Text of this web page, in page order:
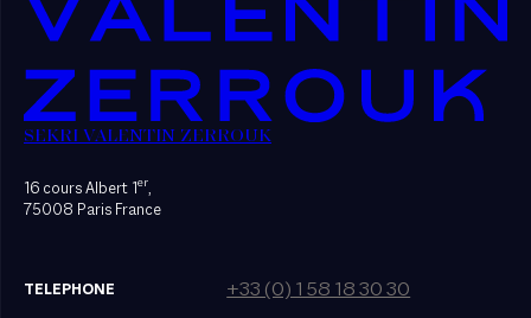
SEKRI VALENTIN ZERROUK
16 cours Albert 1er,
75008 Paris France
TELEPHONE +33 (0) 1 58 18 30 30